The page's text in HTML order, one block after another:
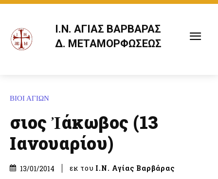
Ι.Ν. ΑΓΙΑΣ ΒΑΡΒΑΡΑΣ
Δ. ΜΕΤΑΜΟΡΦΩΣΕΩΣ
ΒΙΟΙ ΑΓΙΩΝ
Ὅσιος Ἰάκωβος (13
Ιανουαρίου)
13/01/2014 εκ του Ι.Ν. Αγίας Βαρβάρας